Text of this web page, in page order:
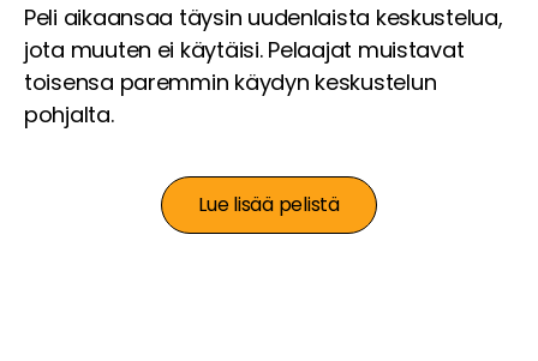
Peli aikaansaa täysin uudenlaista keskustelua,
jota muuten ei käytäisi. Pelaajat muistavat
toisensa paremmin käydyn keskustelun
pohjalta.
Lue lisää pelistä